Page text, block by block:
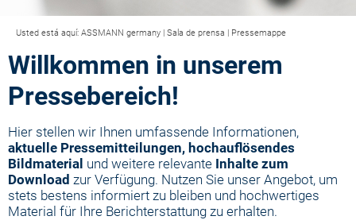
Usted está aquí: ASSMANN germany | Sala de prensa | Pressemappe
Willkommen in unserem
Pressebereich!
Hier stellen wir Ihnen umfassende Informationen,
aktuelle Pressemitteilungen, hochauflösendes
Bildmaterial und weitere relevante Inhalte zum
Download zur Verfügung. Nutzen Sie unser Angebot, um
stets bestens informiert zu bleiben und hochwertiges
Material für Ihre Berichterstattung zu erhalten.